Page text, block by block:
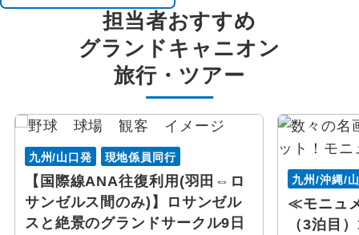
サンタフェ
ニューオリンズ
フォートストックトン
メサ ベルデ国立公園
メンフィス
島めぐり
ビーチ・リゾート
花見
避暑地
担当者おすすめ
グランドキャニオン
旅行・ツアー
九州/山口発 現地係員同行
【国際線ANA往復利用(羽田⇔ロ
サンゼルス間のみ)】ロサンゼル
スと絶景のグランドサークル9日
九州/沖縄/
≪モニュ
（3泊目